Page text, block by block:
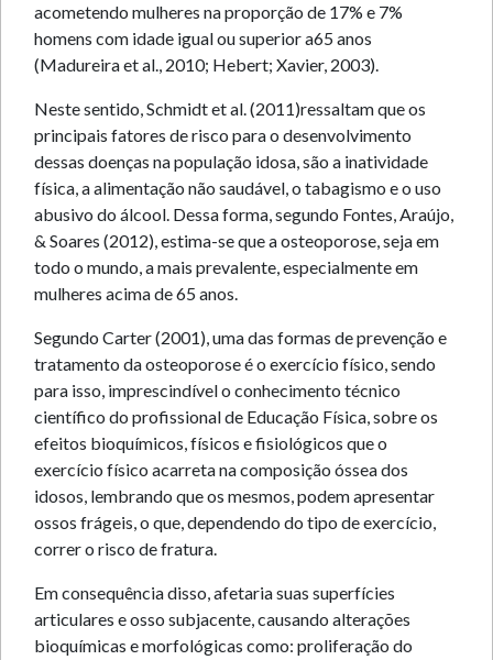
acometendo mulheres na proporção de 17% e 7%
homens com idade igual ou superior a65 anos
(Madureira et al., 2010; Hebert; Xavier, 2003).
Neste sentido, Schmidt et al. (2011)ressaltam que os
principais fatores de risco para o desenvolvimento
dessas doenças na população idosa, são a inatividade
física, a alimentação não saudável, o tabagismo e o uso
abusivo do álcool. Dessa forma, segundo Fontes, Araújo,
& Soares (2012), estima-se que a osteoporose, seja em
todo o mundo, a mais prevalente, especialmente em
mulheres acima de 65 anos.
Segundo Carter (2001), uma das formas de prevenção e
tratamento da osteoporose é o exercício físico, sendo
para isso, imprescindível o conhecimento técnico
científico do profissional de Educação Física, sobre os
efeitos bioquímicos, físicos e fisiológicos que o
exercício físico acarreta na composição óssea dos
idosos, lembrando que os mesmos, podem apresentar
ossos frágeis, o que, dependendo do tipo de exercício,
correr o risco de fratura.
Em consequência disso, afetaria suas superfícies
articulares e osso subjacente, causando alterações
bioquímicas e morfológicas como: proliferação do